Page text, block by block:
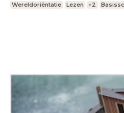
Wereldoriëntatie Lezen +2